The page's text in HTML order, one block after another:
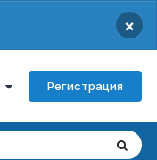
×
Регистрация